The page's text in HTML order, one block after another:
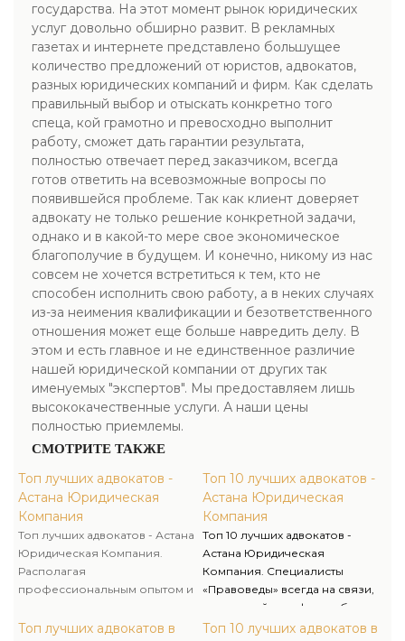
государства. На этот момент рынок юридических
услуг довольно обширно развит. В рекламных
газетах и интернете представлено большущее
количество предложений от юристов, адвокатов,
разных юридических компаний и фирм. Как сделать
правильный выбор и отыскать конкретно того
спеца, кой грамотно и превосходно выполнит
работу, сможет дать гарантии результата,
полностью отвечает перед заказчиком, всегда
готов ответить на всевозможные вопросы по
появившейся проблеме. Так как клиент доверяет
адвокату не только решение конкретной задачи,
однако и в какой-то мере свое экономическое
благополучие в будущем. И конечно, никому из нас
совсем не хочется встретиться к тем, кто не
способен исполнить свою работу, а в неких случаях
из-за неимения квалификации и безответственного
отношения может еще больше навредить делу. В
этом и есть главное и не единственное различие
нашей юридической компании от других так
именуемых "экспертов". Мы предоставляем лишь
высококачественные услуги. А наши цены
полностью приемлемы.
СМОТРИТЕ ТАКЖЕ
Топ лучших адвокатов -
Астана Юридическая
Компания
Топ лучших адвокатов - Астана
Юридическая Компания.
Располагая
профессиональным опытом и
качественную юридическую
Топ лучших адвокатов в
Топ 10 лучших адвокатов -
Астана Юридическая
Компания
Топ 10 лучших адвокатов -
Астана Юридическая
Компания. Специалисты
«Правоведы» всегда на связи,
контактный телефон работает
без выходных. По
Топ 10 лучших адвокатов в